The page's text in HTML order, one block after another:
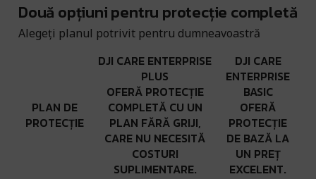
Două opțiuni pentru protecție completă
Alegeți planul potrivit pentru dumneavoastră
PLAN DE
PROTECȚIE
DJI CARE ENTERPRISE
PLUS
OFERĂ PROTECȚIE
COMPLETĂ CU UN
PLAN FĂRĂ GRIJI,
CARE NU NECESITĂ
COSTURI
SUPLIMENTARE.
DJI CARE
ENTERPRISE
BASIC
OFERĂ
PROTECȚIE
DE BAZĂ LA
UN PREȚ
EXCELENT.